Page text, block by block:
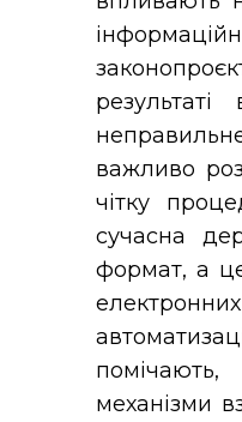
важливо
чітку
сучасна
формат, а
механізми